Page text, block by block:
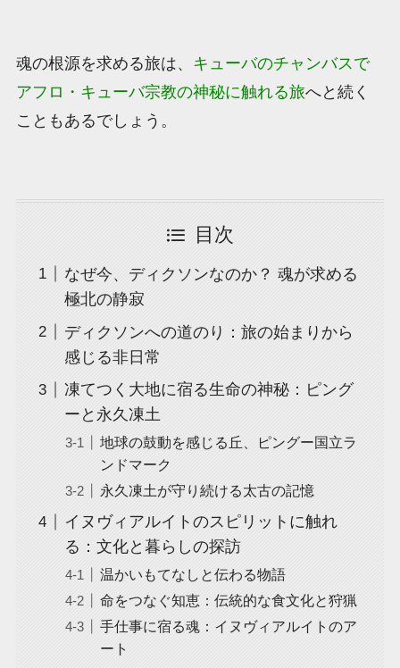
魂の根源を求める旅は、 キューバのチャンバスで
アフロ・キューバ宗教の神秘に触れる旅へと続く
こともあるでしょう。
目次
なぜ今、ディクソンなのか？ 魂が求める
極北の静寂
ディクソンへの道のり：旅の始まりから
感じる非日常
凍てつく大地に宿る生命の神秘：ピング
ーと永久凍土
地球の鼓動を感じる丘、ピングー国立ラ
ンドマーク
永久凍土が守り続ける太古の記憶
イヌヴィアルイトのスピリットに触れ
る：文化と暮らしの探訪
温かいもてなしと伝わる物語
命をつなぐ知恵：伝統的な食文化と狩猟
手仕事に宿る魂：イヌヴィアルイトのア
ート